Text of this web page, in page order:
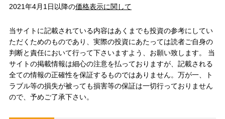
2021年4月1日以降の価格表示に関して
当サイトに記載されている内容はあくまでも投資の参考にしてい
ただくためのものであり、実際の投資にあたっては読者ご自身の
判断と責任において行って下さいますよう、お願い致します。 当
サイトの掲載情報は細心の注意を払っておりますが、記載される
全ての情報の正確性を保証するものではありません。万が一、ト
ラブル等の損失が被っても損害等の保証は一切行っておりません
ので、予めご了承下さい。